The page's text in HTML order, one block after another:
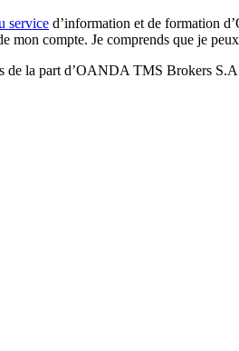
service d’information et de formation
mon compte. Je comprends que je
de la part d’OANDA TMS Brokers